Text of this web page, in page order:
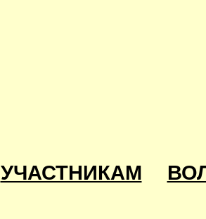
УЧАСТНИКАМ